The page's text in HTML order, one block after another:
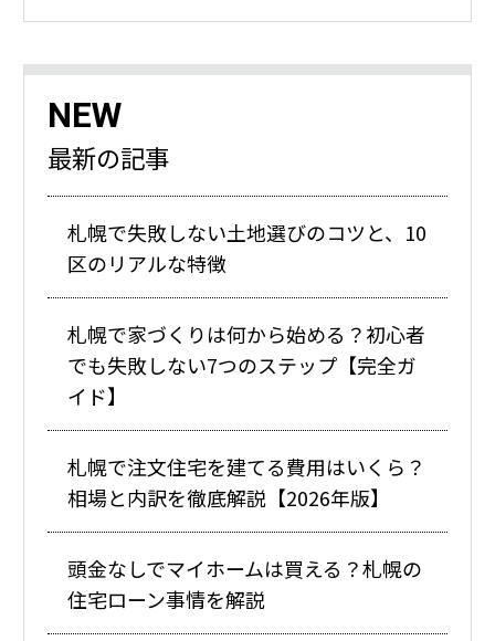
NEW
最新の記事
札幌で失敗しない土地選びのコツと、10
区のリアルな特徴
札幌で家づくりは何から始める？初心者
でも失敗しない7つのステップ【完全ガ
イド】
札幌で注文住宅を建てる費用はいくら？
相場と内訳を徹底解説【2026年版】
頭金なしでマイホームは買える？札幌の
住宅ローン事情を解説